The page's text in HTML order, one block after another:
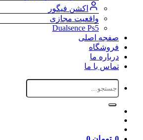
اکشن فیگور
واقعیت مجازی
Dualsence Ps5
صفجه اصلی
فروشگاه
درباره ما
تماس با ما
جستجو
برای: